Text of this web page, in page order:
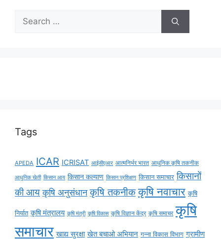
Tags
APEDA ICAR ICRISAT आईसीएआर आत्मनिर्भर भारत आधुनिक कृषि तकनीक
आधुनिक खेती किसान आय किसान कल्याण किसान प्रशिक्षण किसान समाचार किसानों
की आय कृषि अनुसंधान कृषि तकनीक कृषि नवाचार कृषि
निर्यात कृषि मंत्रालय कृषि मंत्री कृषि विकास कृषि विज्ञान केंद्र कृषि समाचर कृषि
समाचार खाद्य सुरक्षा खेत बचाओ अभियान गन्ना विकास विभाग ग्रामीण